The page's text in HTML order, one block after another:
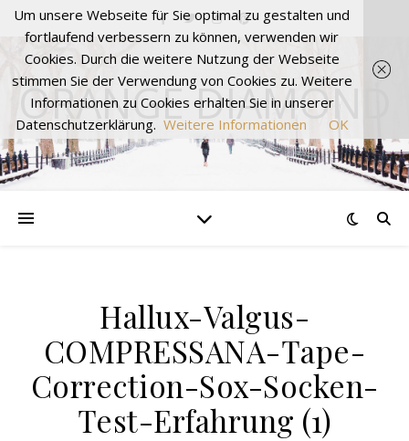
ORANGE DIAMOND
Hallux-Valgus-
COMPRESSANA-Tape-
Correction-Sox-Socken-
Test-Erfahrung (1)
Um unsere Webseite für Sie optimal zu gestalten und
fortlaufend verbessern zu können, verwenden wir
Cookies. Durch die weitere Nutzung der Webseite
stimmen Sie der Verwendung von Cookies zu. Weitere
Informationen zu Cookies erhalten Sie in unserer
Datenschutzerklärung. Weitere Informationen OK